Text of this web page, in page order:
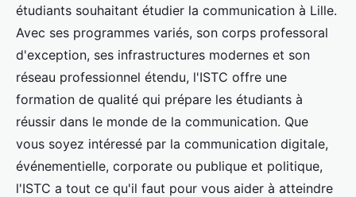
étudiants souhaitant étudier la communication à Lille.
Avec ses programmes variés, son corps professoral
d'exception, ses infrastructures modernes et son
réseau professionnel étendu, l'ISTC offre une
formation de qualité qui prépare les étudiants à
réussir dans le monde de la communication. Que
vous soyez intéressé par la communication digitale,
événementielle, corporate ou publique et politique,
l'ISTC a tout ce qu'il faut pour vous aider à atteindre